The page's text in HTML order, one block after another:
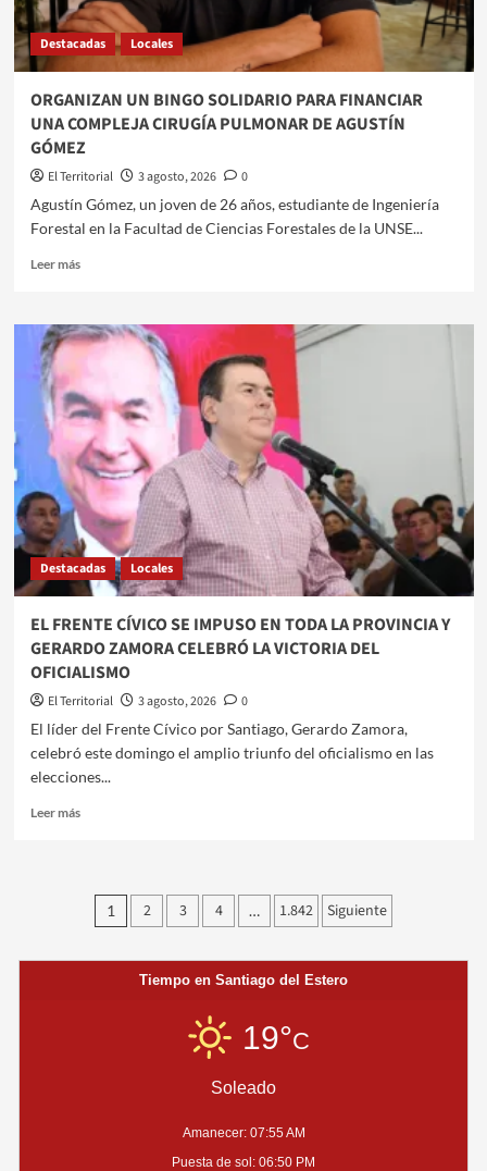
ECONÓMICO
DE
$
Destacadas Locales
​ORGANIZAN UN BINGO SOLIDARIO PARA FINANCIAR
UNA COMPLEJA CIRUGÍA PULMONAR DE AGUSTÍN
GÓMEZ
El Territorial 3 agosto, 2026
0
​Agustín Gómez, un joven de 26 años, estudiante de Ingeniería
Forestal en la Facultad de Ciencias Forestales de la UNSE...
Leer másLeer
​
ORGANIZAN
SOLIDARIO
PARA
FINANCIAR
UNA
COMPLEJA
CIRUGÍA
PULMONAR
DE
AGUSTÍN
GÓMEZ
Destacadas Locales
EL FRENTE CÍVICO SE IMPUSO EN TODA LA PROVINCIA Y
GERARDO ZAMORA CELEBRÓ LA VICTORIA DEL
OFICIALISMO
El Territorial 3 agosto, 2026
0
​​El líder del Frente Cívico por Santiago, Gerardo Zamora,
celebró este domingo el amplio triunfo del oficialismo en las
elecciones...
Leer másLeer
FRENTE
CÍVICO
Paginación
de
entradas
1 2 3 4 … 1.842 Siguiente
Tiempo en Santiago del Estero
19°C
Soleado
Amanecer: 07:55 AM
Puesta de sol: 06:50 PM